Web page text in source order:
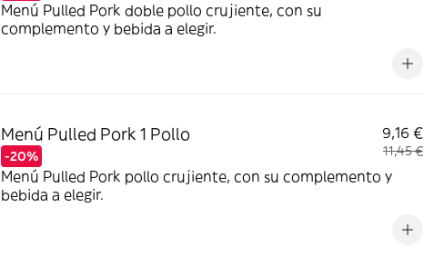
Menú Pulled Pork doble pollo crujiente, con su
complemento y bebida a elegir.
Menú Pulled Pork 1 Pollo
-20%
9,16 €
11,45 €
Menú Pulled Pork pollo crujiente, con su complemento y
bebida a elegir.